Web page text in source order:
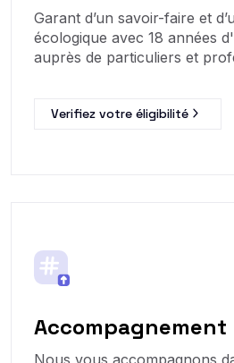
Garant d’un savoir-faire et
écologique avec 18 années
auprès de particuliers et
Verifiez votre éligibilité
Accompagnement
Nous vous accompagnons